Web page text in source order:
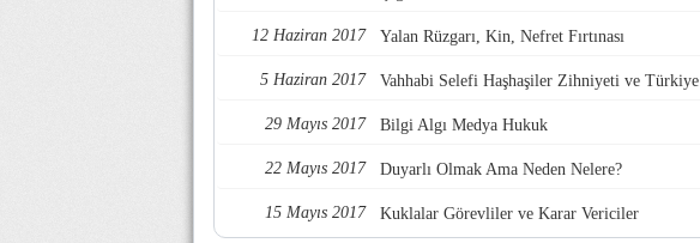
12 Haziran 2017 Yalan Rüzgarı, Kin, Nefret Fırtınası
5 Haziran 2017 Vahhabi Selefi Haşhaşiler Zihniyeti ve Türkiye
29 Mayıs 2017 Bilgi Algı Medya Hukuk
22 Mayıs 2017 Duyarlı Olmak Ama Neden Nelere?
15 Mayıs 2017 Kuklalar Görevliler ve Karar Vericiler